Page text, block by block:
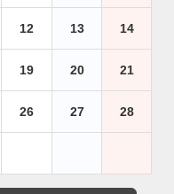
12 13 14
19 20 21
26 27 28